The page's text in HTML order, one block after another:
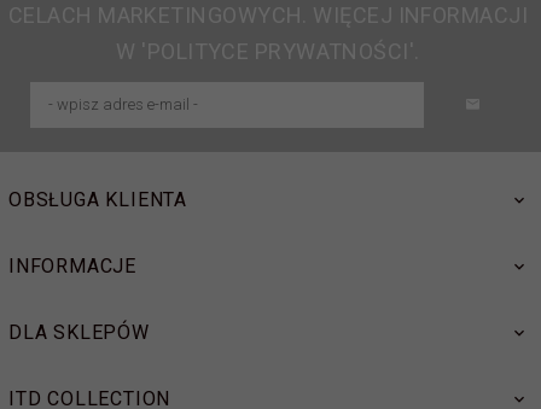
CELACH MARKETINGOWYCH. WIĘCEJ INFORMACJI
W 'POLITYCE PRYWATNOŚCI'.
OBSŁUGA KLIENTA
INFORMACJE
DLA SKLEPÓW
ITD COLLECTION